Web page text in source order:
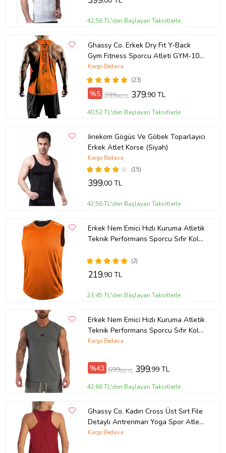
42,56 TL'den Başlayan Taksitlerle
Ghassy Co. Erkek Dry Fit Y-Back
Gym Fitness Sporcu Atleti GYM-101
(Turuncu)
(23)
Kargo Bedava
%5 399,90 TL 379,90 TL
40,52 TL'den Başlayan Taksitlerle
Jinekom Gögüs Ve Göbek Toparlayıcı
Erkek Atlet Korse (Siyah)
(15)
Kargo Bedava
399,00 TL
42,56 TL'den Başlayan Taksitlerle
Erkek Nem Emici Hızlı Kuruma Atletik
Teknik Performans Sporcu Sıfır Kol
(2)
219,90 TL
23,45 TL'den Başlayan Taksitlerle
Erkek Nem Emici Hızlı Kuruma Atletik
Teknik Performans Sporcu Sıfır Kol
T-shirt MG-ATLET (Füme)
Kargo Bedava
%43 699,00 TL 399,99 TL
42,66 TL'den Başlayan Taksitlerle
Ghassy Co. Kadın Cross Üst Sırt File
Detaylı Antrenman Yoga Spor Atlet
Tank Tops 1783 (Kırmızı)
Kargo Bedava